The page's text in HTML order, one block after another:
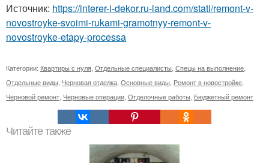
Источник: https://interer-i-dekor.ru-land.com/stati/remont-v-
novostroyke-svoimi-rukami-gramotnyy-remont-v-
novostroyke-etapy-processa
Категории: Квартиры с нуля Отдельные специалисты Спецы на выполнение
Отдельные виды Черновая отделка Основные виды Ремонт в новостройке
Черновой ремонт Черновые операции Отделочные работы Бюджетный ремонт
Читайте также